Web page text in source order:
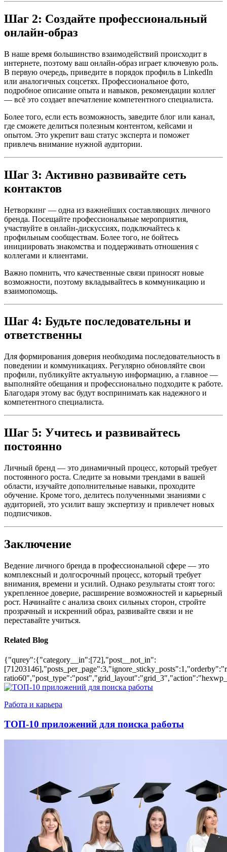
Шаг 2: Создайте профессиональный
онлайн-образ
В наше время большинство взаимодействий происходит в
интернете, поэтому ваш онлайн-образ играет ключевую роль.
В первую очередь, приведите в порядок профиль в LinkedIn
или аналогичных соцсетях. Профессиональное фото,
подробное описание опыта и навыков, рекомендации коллег
— всё это создает впечатление компетентного специалиста.
Более того, если есть возможность, заведите блог или канал,
где сможете делиться полезным контентом, кейсами и
опытом. Это укрепит ваш статус эксперта и поможет
привлечь внимание нужной аудитории.
Шаг 3: Активно развивайте сеть
контактов
Нетворкинг — одна из важнейших составляющих личного
бренда. Посещайте профессиональные мероприятия,
участвуйте в онлайн-дискуссиях, подключайтесь к
профильным сообществам. Более того, не бойтесь
инициировать знакомства и поддерживать отношения с
коллегами и клиентами.
Важно помнить, что качественные связи приносят новые
возможности, поэтому вкладывайтесь в коммуникацию и
взаимопомощь.
Шаг 4: Будьте последовательны и
ответственны
Для формирования доверия необходима последовательность в
поведении и коммуникациях. Регулярно обновляйте свои
профили, публикуйте актуальную информацию, а главное —
выполняйте обещания и профессионально подходите к работе.
Благодаря этому вас будут воспринимать как надежного и
компетентного специалиста.
Шаг 5: Учитесь и развивайтесь
постоянно
Личный бренд — это динамичный процесс, который требует
постоянного роста. Следите за новыми трендами в вашей
области, изучайте дополнительные навыки, проходите
обучение. Кроме того, делитесь полученными знаниями с
аудиторией, это усилит вашу экспертизу и привлечет новых
подписчиков.
Заключение
Ведение личного бренда в профессиональной сфере — это
комплексный и долгосрочный процесс, который требует
внимания, времени и усилий. Однако результаты стоят того:
укрепленное доверие, расширение возможностей и карьерный
рост. Начинайте с анализа своих сильных сторон, стройте
прозрачный и искренний образ, развивайте связи и не
переставайте учиться.
Related Blog
{"qurey":{"category__in":[72],"post__not_in":
Работа и карьера
ТОП-10 приложений для поиска работы